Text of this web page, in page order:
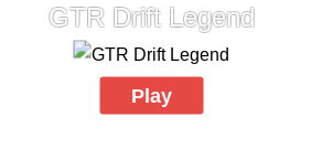
GTR Drift Legend
Play